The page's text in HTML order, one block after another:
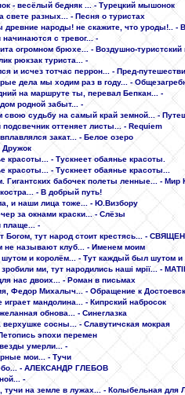
- весёлый бедняк ... - Турецкий мышонок
свете разных... - Песня о туристах
народы! не скажите, что уроды!..
с тревог... -
огромном брюхе... - Воздушно-
рюкзак туриста... -
и исчез тотчас перрон... - Пред-
дела мы ходим раз в году... -
на маршруте ты, перевал Бепкан... -
родной забыт... -
свою судьбу на самый край земной... -
подсвечник оттеняет листы... - Requiem
закат... - Белое озеро
Дружок
красоты... - Тускнеет обаянье красоты.
красоты... - Тускнеет обаянье красоты...
Гигантских бабочек полеты ленные... - Мир
- В добрый путь!
и наши лица тоже... - Ю.Визбору
за окнами краски... - Слёзы
плаще... -
Богом, тут народ стоит крестясь... -
не называют клуб... - Именем моим
и королём... - Тут каждый был шутом и
ми, тут народились наші мрії... -
нас двоих... - Роман в письмах
Федор Михалыч... - Обращение к
играет мандолина... - Кипрский набросок
обнова... - Синеглазка
верхушке сосны... - Славутичская мокрая
эпохи перемен
умерли... -
мои... - Тучи
- АЛЕКСАНДР ГЛЕБОВ
-
тучи на земле в лужах... - Колыбельная для